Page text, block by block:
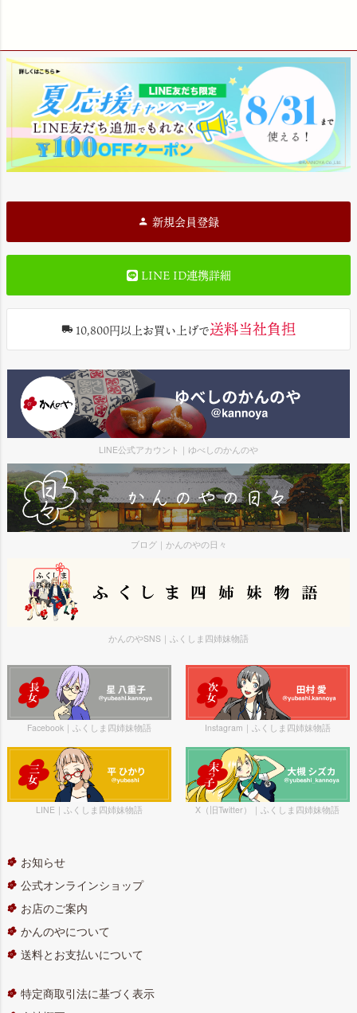
新規会員登録
LINE ID連携詳細
10,800円以上お買い上げで送料当社負担
LINE公式アカウント｜ゆべしのかんのや
ブログ｜かんのやの日々
かんのやSNS｜ふくしま四姉妹物語
Facebook｜ふくしま四姉妹物語 Instagram｜ふくしま四姉妹物語
LINE｜ふくしま四姉妹物語 X（旧Twitter）｜ふくしま四姉妹物語
特定商取引法に基づく表示
お知らせ
公式オンラインショップ
お店のご案内
かんのやについて
送料とお支払いについて